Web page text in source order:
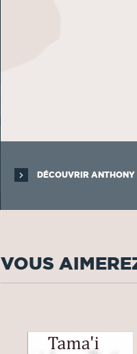
DÉCOUVRIR ANTHONY
VOUS